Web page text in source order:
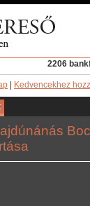
2206
Kedvencekhez